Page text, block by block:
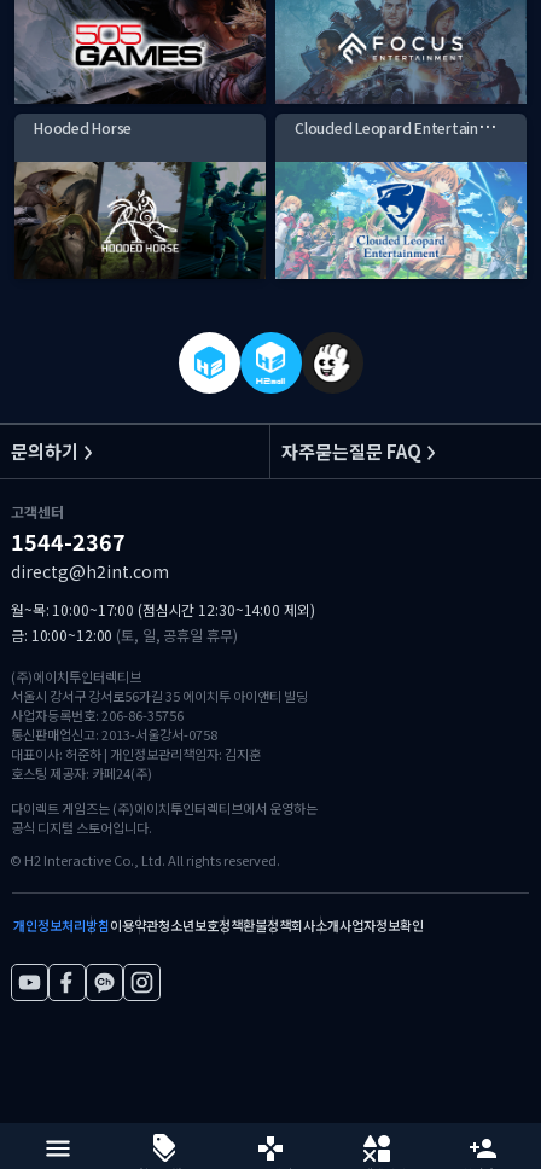
Hooded Horse C
louded Leopard Entertainment
문의하기 자주묻는질문 FAQ
고객센터
1544-2367
directg@h2int.com
월~목: 10:00~17:00 (점심시간 12:30~14:00 제외)
금: 10:00~12:00 (토, 일, 공휴일 휴무)
(주)에이치투인터렉티브
서울시 강서구 강서로56가길 35 에이치투 아이앤티 빌딩
사업자등록번호: 206-86-35756
통신판매업신고: 2013-서울강서-0758
대표이사: 허준하 | 개인정보관리책임자: 김지훈
호스팅 제공자: 카페24(주)
다이렉트 게임즈는 (주)에이치투인터렉티브에서 운영하는
공식 디지털 스토어입니다.
© H2 Interactive Co., Ltd. All rights reserved.
개인정보처리방침이용약관청소년보호정책환불정책회사소개사업자정보확인